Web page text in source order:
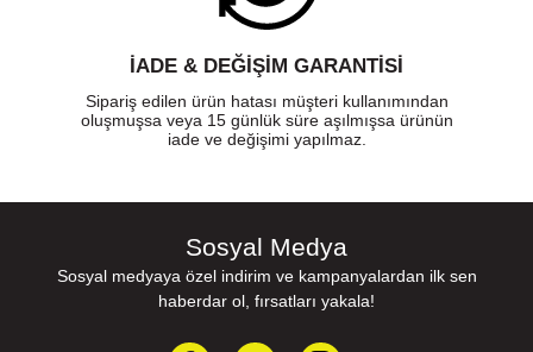
İADE & DEĞİŞİM GARANTİSİ
Sipariş edilen ürün hatası müşteri kullanımından
oluşmuşsa veya 15 günlük süre aşılmışsa ürünün
iade ve değişimi yapılmaz.
Sosyal Medya
Sosyal medyaya özel indirim ve kampanyalardan ilk sen
haberdar ol, fırsatları yakala!